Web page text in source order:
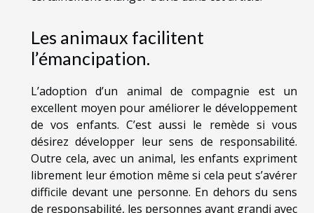
Les animaux facilitent
l’émancipation.
L’adoption d’un animal de compagnie est un
excellent moyen pour améliorer le développement
de vos enfants. C’est aussi le remède si vous
désirez développer leur sens de responsabilité.
Outre cela, avec un animal, les enfants expriment
librement leur émotion même si cela peut s’avérer
difficile devant une personne. En dehors du sens
de responsabilité, les personnes ayant grandi avec